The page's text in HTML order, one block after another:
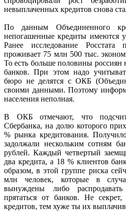
невыплаченных кредитов снова
По данным Объединенного
непогашенные кредиты имеются
Ранее исследование
проживает 75 млн 500 тыс.
То есть больше половины россиян
банков. При этом надо
бюро не делятся с ОКБ
своими данными. Поэтому
населения неполная.
В ОКБ отмечают, что
Сбербанка, на долю которого
% рынка кредитования.
задолжали нескольким сотням
рублей. Каждый четвертый
два кредита, а 18 % клиентов
образом, в этой группе риска
млн человек, которые в
вынуждены либо
прятаться от банков. Не
кредитов, тем хуже ты их